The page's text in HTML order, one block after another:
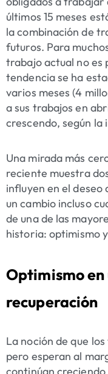
últimos 15 meses
la combinación de
futuros. Para
trabajo actual no es
tendencia se ha
varios meses (4
a sus trabajos en
crescendo, según
Una mirada más
reciente muestra
influyen en el
un cambio incluso
de una de las
historia: optimismo
Optimismo
recuperación
La noción de que
pero esperan al